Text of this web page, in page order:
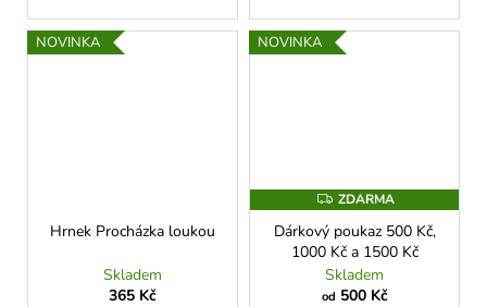
NOVINKA
Hrnek Procházka loukou
Skladem
365 Kč
NOVINKA
Z
D
A
R
M
A
ZDARMA
Dárkový poukaz 500 Kč,
1000 Kč a 1500 Kč
Skladem
od 500 Kč